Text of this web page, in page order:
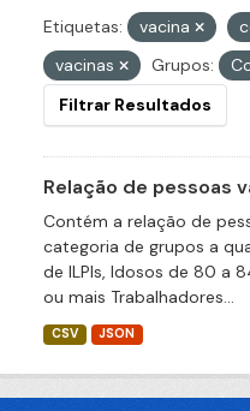
Etiquetas: vacina
vacinas
Grupos:
Filtrar Resultados
Relação de pessoas
Contém a relação de
categoria de grupos a
de ILPIs, Idosos de 80 a
ou mais Trabalhadores...
CSV JSON